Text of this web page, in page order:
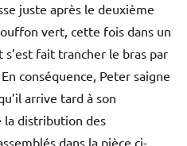
juste après le deuxième
vert, cette fois dans un
fait trancher le bras par
conséquence, Peter saigne
arrive tard à son
distribution des
dans la pièce ci-